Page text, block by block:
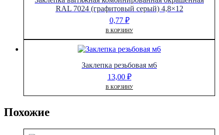
RAL 7024 (графитовый серый) 4,8×12
0,77 ₽
В КОРЗИНУ
Заклепка резьбовая м6
13,00 ₽
В КОРЗИНУ
Похожие